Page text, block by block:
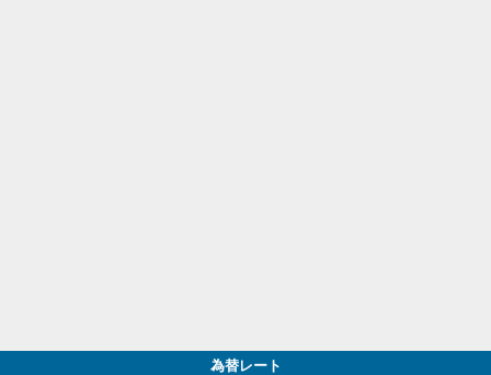
為替レート